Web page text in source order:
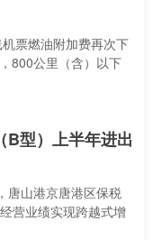
票燃油附加费再次下
800公里（含）以下
B型）上半年进出
唐山港京唐港区保税
营业绩实现跨越式增